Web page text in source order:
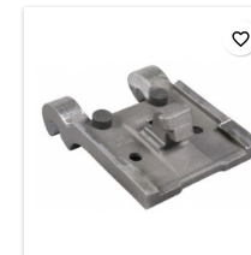
favorite_border